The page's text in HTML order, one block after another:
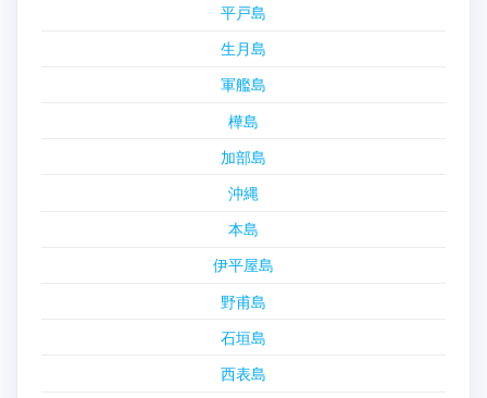
平戸島
生月島
軍艦島
樺島
加部島
沖縄
本島
伊平屋島
野甫島
石垣島
西表島